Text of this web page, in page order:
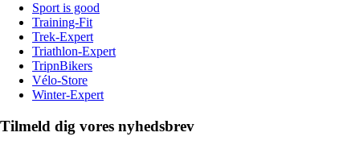
Sport is good
Training-Fit
Trek-Expert
Triathlon-Expert
TripnBikers
Vélo-Store
Winter-Expert
Tilmeld dig vores nyhedsbrev